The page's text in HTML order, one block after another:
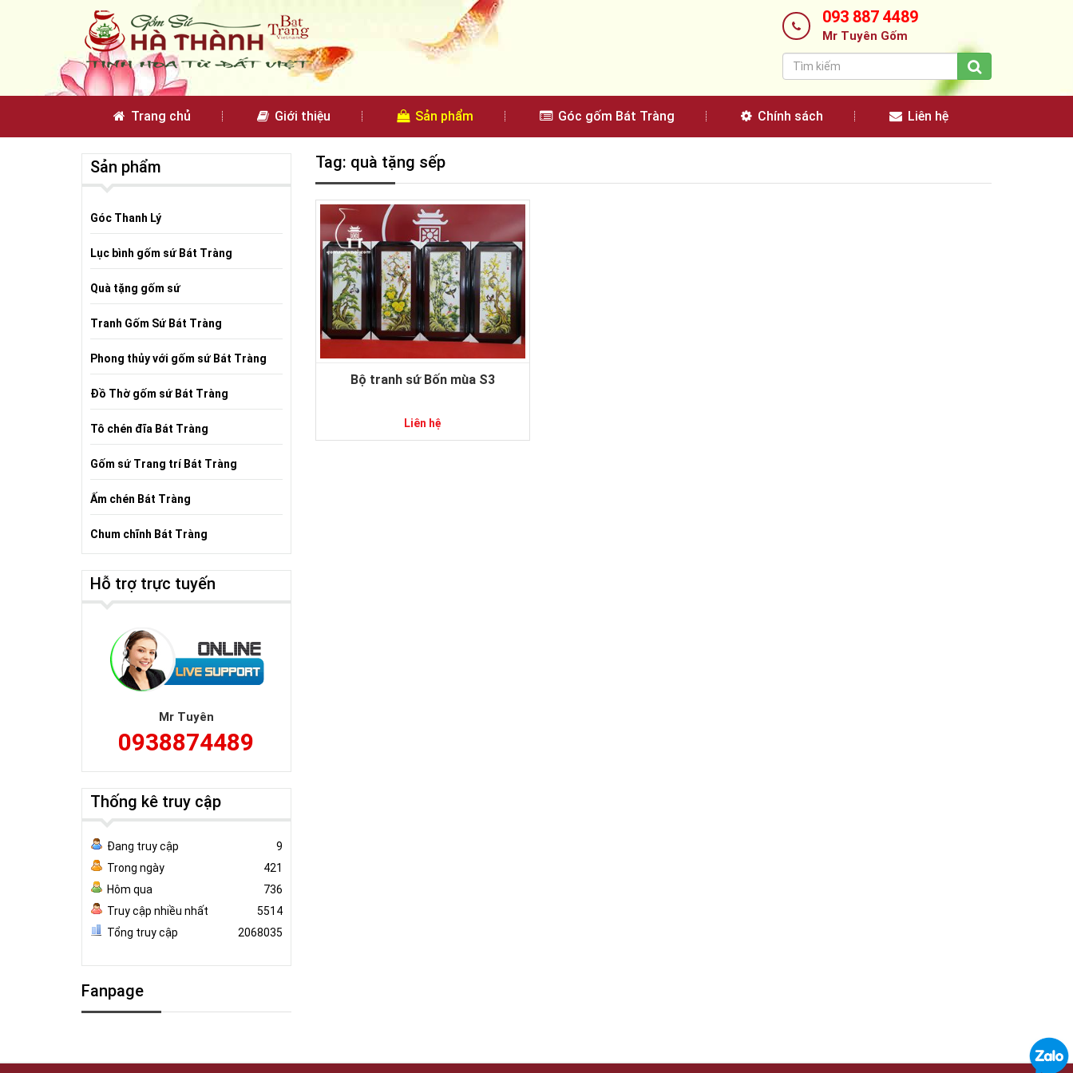
093 887 4489
Mr Tuyên Gốm
Trang chủ Giới thiệu Sản phẩm Góc gốm Bát Tràng Chính sách Liên hệ
Tag: quà tặng sếp
Bộ tranh sứ Bốn mùa S3
Liên hệ
Sản phẩm
Góc Thanh Lý
Lục bình gốm sứ Bát Tràng
Quà tặng gốm sứ
Tranh Gốm Sứ Bát Tràng
Phong thủy với gốm sứ Bát Tràng
Đồ Thờ gốm sứ Bát Tràng
Tô chén đĩa Bát Tràng
Gốm sứ Trang trí Bát Tràng
Ấm chén Bát Tràng
Chum chĩnh Bát Tràng
Hỗ trợ trực tuyến
Mr Tuyên
0938874489
Thống kê truy cập
Đang truy cập
9
Trong ngày
421
Hôm qua
736
Truy cập nhiều nhất
5514
Tổng truy cập
2068035
Fanpage